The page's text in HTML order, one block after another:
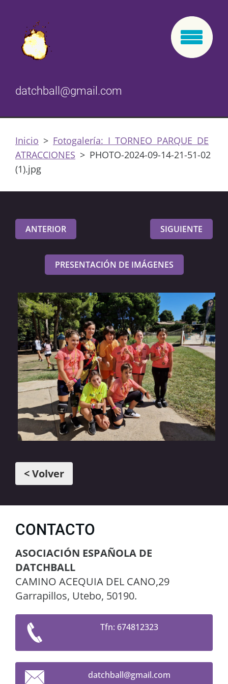
datchball@gmail.com
Inicio > Fotogalería: I TORNEO PARQUE DE
ATRACCIONES > PHOTO-2024-09-14-21-51-02
(1).jpg
ANTERIOR SIGUIENTE
PRESENTACIÓN DE IMÁGENES
< Volver
CONTACTO
ASOCIACIÓN ESPAÑOLA DE
DATCHBALL
CAMINO ACEQUIA DEL CANO,29
Garrapillos, Utebo, 50190.
Tfn: 674812323
datchball@gmail.com